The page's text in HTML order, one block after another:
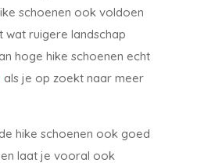
schoenen ook voldoen
wat ruigere landschap
hoge hike schoenen echt
als je op zoekt naar meer
hike schoenen ook goed
laat je vooral ook